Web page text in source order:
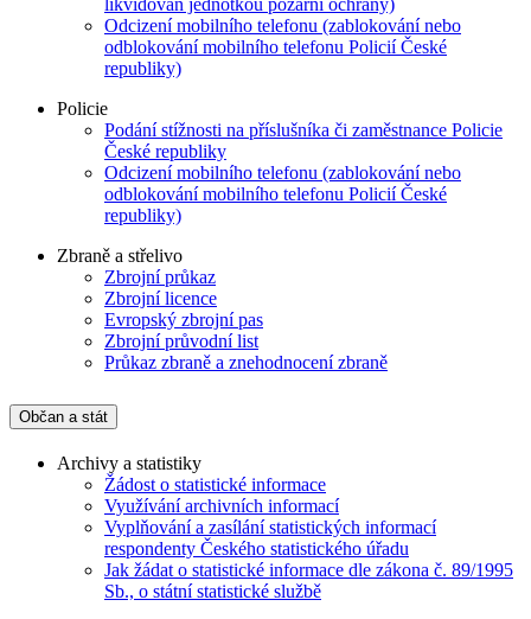
Odcizení mobilního telefonu (zablokování nebo
odblokování mobilního telefonu Policií České
republiky)
Policie
Podání stížnosti na příslušníka či zaměstnance Policie
České republiky
Odcizení mobilního telefonu (zablokování nebo
odblokování mobilního telefonu Policií České
republiky)
Zbraně a střelivo
Zbrojní průkaz
Zbrojní licence
Evropský zbrojní pas
Zbrojní průvodní list
Průkaz zbraně a znehodnocení zbraně
Občan a stát
Archivy a statistiky
Žádost o statistické informace
Využívání archivních informací
Vyplňování a zasílání statistických informací
respondenty Českého statistického úřadu
Jak žádat o statistické informace dle zákona č. 89/1995
Sb., o státní statistické službě